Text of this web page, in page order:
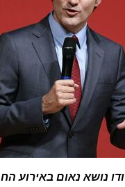
נושא נאום באירוע